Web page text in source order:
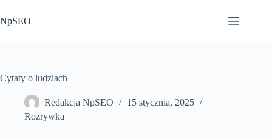
do
treści
NpSEO
Cytaty o ludziach
Redakcja NpSEO
15 stycznia, 2025
Rozrywka